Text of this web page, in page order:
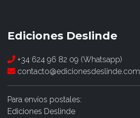
Ediciones Deslinde
+34 624 96 82 09 (Whatsapp)
contacto@edicionesdeslinde.com
Para envíos postales:
Ediciones Deslinde